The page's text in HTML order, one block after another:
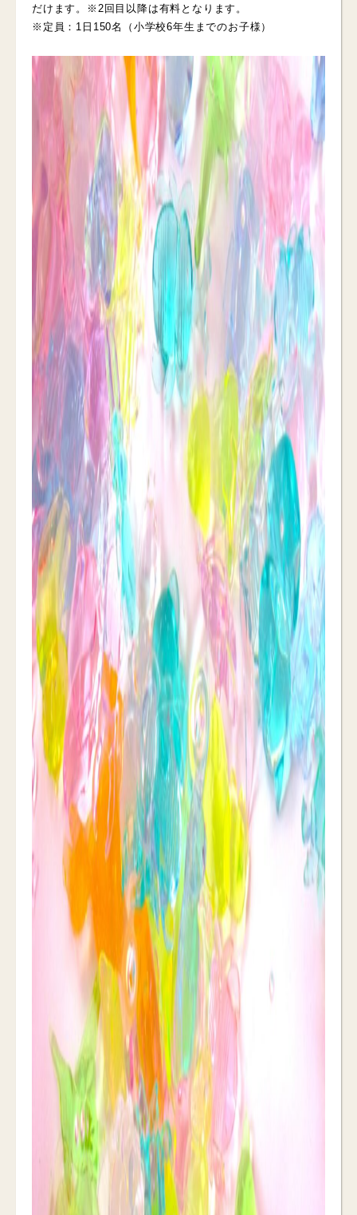
だけます。※2回目以降は有料となります。
※定員：1日150名（小学校6年生までのお子様）